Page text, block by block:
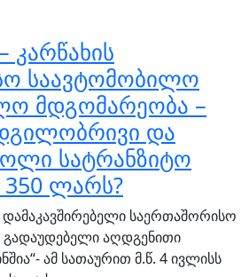
კარწახის
საავტომობილო
მდგომარეობა –
და
სატრანზიტო
350 ლარს?
დამაკავშირებელი საერთაშორისო
აღდგენითი
ამ სათაურით მ.წ. 4 ივლისს